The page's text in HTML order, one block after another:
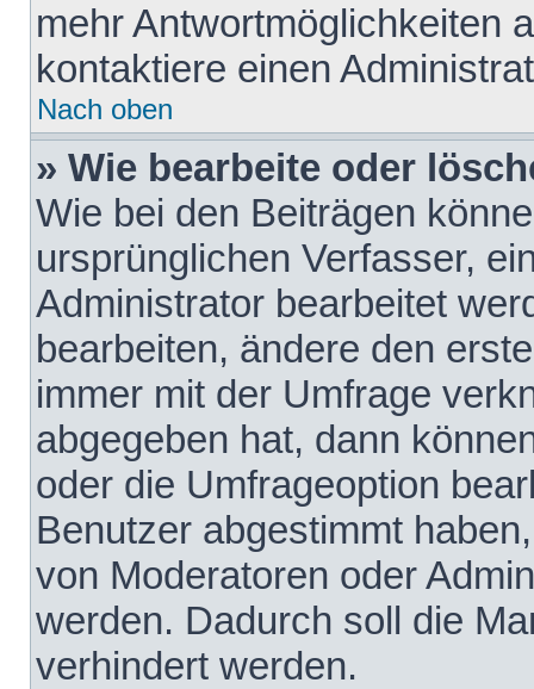
mehr Antwortmöglichkeiten
kontaktiere einen
Nach oben
» Wie bearbeite oder
Wie bei den Beiträgen
ursprünglichen Verfasser,
Administrator bearbeitet
bearbeiten, ändere den
immer mit der Umfrage
abgegeben hat, dann
oder die Umfrageoption
Benutzer abgestimmt
von Moderatoren oder
werden. Dadurch soll die
verhindert werden.